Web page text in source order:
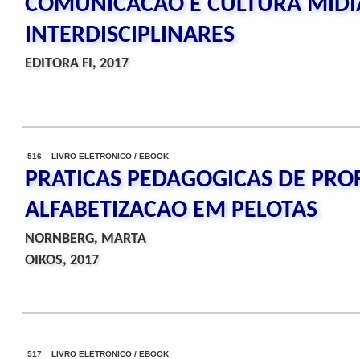
COMUNICACAO E CULTURA
INTERDISCIPLINARES
EDITORA FI, 2017
516 LIVRO ELETRONICO / EBOOK
PRATICAS PEDAGOGICAS DE
ALFABETIZACAO EM PELOTAS
NORNBERG, MARTA
OIKOS, 2017
517 LIVRO ELETRONICO / EBOOK